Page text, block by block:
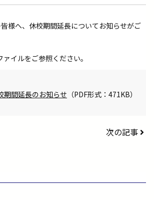
様へ、休校期間延長についてお知らせがご
イルをご参照ください。
間延長のお知らせ （PDF形式：471KB）
次の記事